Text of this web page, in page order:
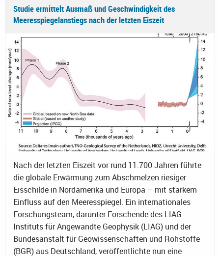
Studie ermittelt Ausmaß und Geschwindigkeit des
Meeresspiegelanstiegs nach der letzten Eiszeit
Nach der letzten Eiszeit vor rund 11.700 Jahren führte
die globale Erwärmung zum Abschmelzen riesiger
Eisschilde in Nordamerika und Europa – mit starkem
Einfluss auf den Meeresspiegel. Ein internationales
Forschungsteam, darunter Forschende des LIAG-
Instituts für Angewandte Geophysik (LIAG) und der
Bundesanstalt für Geowissenschaften und Rohstoffe
(BGR) aus Deutschland, veröffentlichte nun eine